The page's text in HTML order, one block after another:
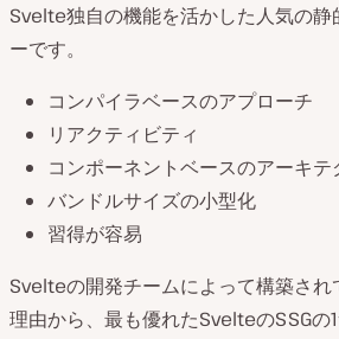
Svelte独自の機能を活かした人気の静
ーです。
コンパイラベースのアプローチ
リアクティビティ
コンポーネントベースのアーキテ
バンドルサイズの小型化
習得が容易
Svelteの開発チームによって構築され
理由から、最も優れたSvelteのSSGの1